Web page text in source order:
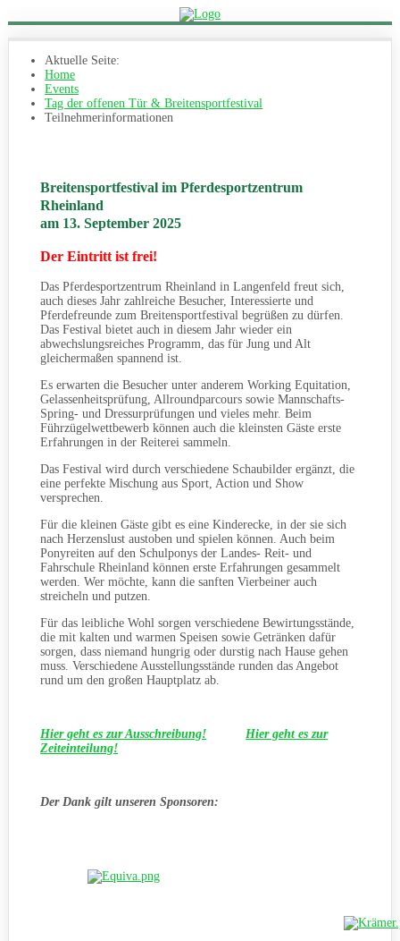
Aktuelle Seite:
Home
Events
Tag der offenen Tür & Breitensportfestival
Teilnehmerinformationen
Breitensportfestival im Pferdesportzentrum
Rheinland
am 13. September 2025
Der Eintritt ist frei!
Das Pferdesportzentrum Rheinland in Langenfeld freut sich,
auch dieses Jahr zahlreiche Besucher, Interessierte und
Pferdefreunde zum Breitensportfestival begrüßen zu dürfen.
Das Festival bietet auch in diesem Jahr wieder ein
abwechslungsreiches Programm, das für Jung und Alt
gleichermaßen spannend ist.
Es erwarten die Besucher unter anderem Working Equitation,
Gelassenheitsprüfung, Allroundparcours sowie Mannschafts-
Spring- und Dressurprüfungen und vieles mehr. Beim
Führzügelwettbewerb können auch die kleinsten Gäste erste
Erfahrungen in der Reiterei sammeln.
Das Festival wird durch verschiedene Schaubilder ergänzt, die
eine perfekte Mischung aus Sport, Action und Show
versprechen.
Für die kleinen Gäste gibt es eine Kinderecke, in der sie sich
nach Herzenslust austoben und spielen können. Auch beim
Ponyreiten auf den Schulponys der Landes- Reit- und
Fahrschule Rheinland können erste Erfahrungen gesammelt
werden. Wer möchte, kann die sanften Vierbeiner auch
streicheln und putzen.
Für das leibliche Wohl sorgen verschiedene Bewirtungsstände,
die mit kalten und warmen Speisen sowie Getränken dafür
sorgen, dass niemand hungrig oder durstig nach Hause gehen
muss. Verschiedene Ausstellungsstände runden das Angebot
rund um den großen Hauptplatz ab.
Hier geht es zur Ausschreibung!
Hier geht es zur
Zeiteinteilung!
Der Dank gilt unseren Sponsoren: